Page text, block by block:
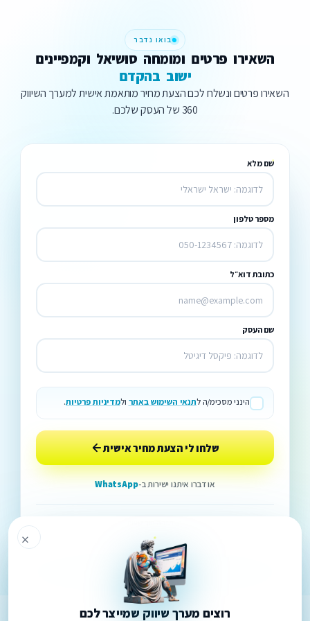
בואו נדבר
השאירו פרטים ומומחה סושיאל וקמפיינים
ישוב בהקדם
השאירו פרטים ונשלח לכם הצעת מחיר מותאמת אישית למערך השיווק
360 של העסק שלכם.
שם מלא
מספר טלפון
כתובת דוא״ל
שם העסק
הינני מסכימ/ה לתנאי השימוש באתר ולמדיניות פרטיות.
שלחו לי הצעת מחיר אישית
או דברו איתנו ישירות ב-WhatsApp
ללא התחייבות
ליד חדש נכנס · LIVE
שניות
×
רוצים מערך שיווק שמייצר לכם